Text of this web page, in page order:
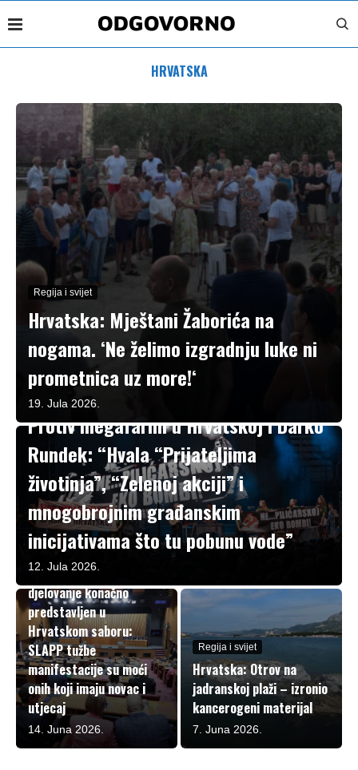
HRVATSKA
Regija i svijet
Hrvatska: Mještani Žaborića na
nogama. ‘Ne želimo izgradnju luke ni
prometnica uz more!‘
19. Jula 2026.
Regija i svijet
Protiv megafarmi u Hrvatskoj i Darko
Rundek: “Hvala “Prijateljima
životinja”, “Zelenoj akciji” i
mnogobrojnim građanskim
inicijativama što tu pobunu vode”
12. Jula 2026.
Regija i svijet
Zakon o zaštiti osoba
uključenih u javno
djelovanje konačno
predstavljen u
Hrvatskom saboru:
SLAPP tužbe
manifestacije su moći
onih koji imaju novac i
utjecaj
14. Juna 2026.
Regija i svijet
Hrvatska: Otrov na
jadranskoj plaži – izronio
kancerogeni materijal
7. Juna 2026.